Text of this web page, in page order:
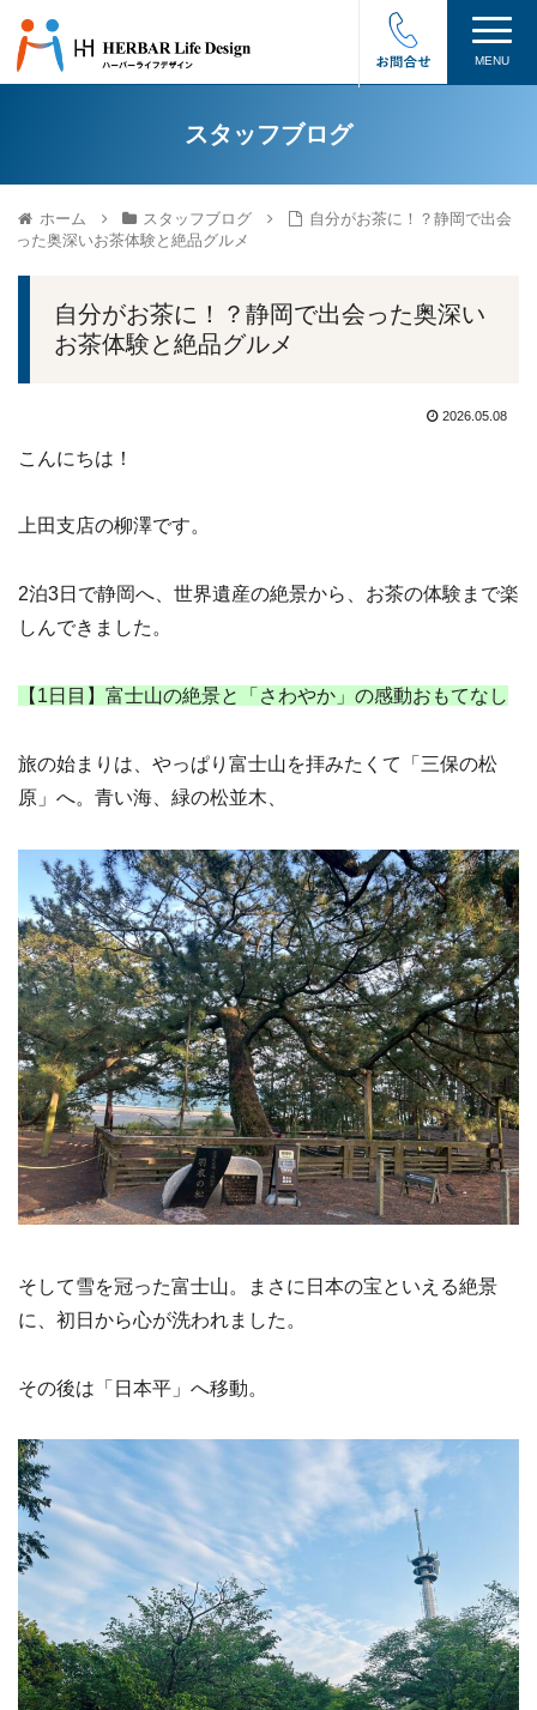
MENU
スタッフブログ
ホーム スタッフブログ
自分がお茶に！？静岡で出会
った奥深いお茶体験と絶品グルメ
自分がお茶に！？静岡で出会った奥深い
お茶体験と絶品グルメ
2026.05.08
こんにちは！
上田支店の柳澤です。
2泊3日で静岡へ、世界遺産の絶景から、お茶の体験まで楽
しんできました。
【1日目】富士山の絶景と「さわやか」の感動おもてなし
旅の始まりは、やっぱり富士山を拝みたくて「三保の松
原」へ。青い海、緑の松並木、
そして雪を冠った富士山。まさに日本の宝といえる絶景
に、初日から心が洗われました。
その後は「日本平」へ移動。